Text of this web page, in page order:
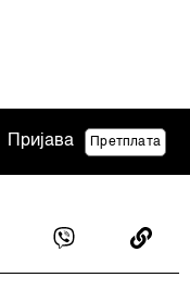
Пријава Претплата